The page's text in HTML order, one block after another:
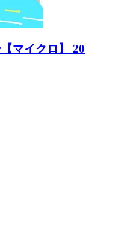
マイクロ】 20